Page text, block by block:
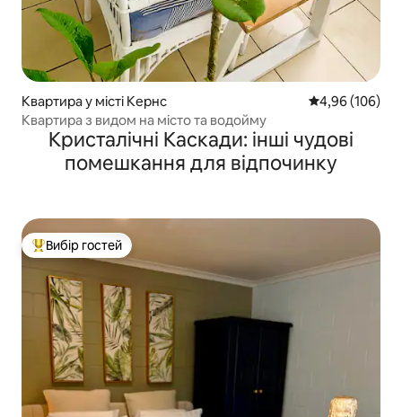
Квартира у місті Кернс Середня
4,96 (106)
Квартира з видом на місто та водойму
Кристалічні Каскади: інші чудові
помешкання для відпочинку
Топ вибір гостей
Вибір гостей